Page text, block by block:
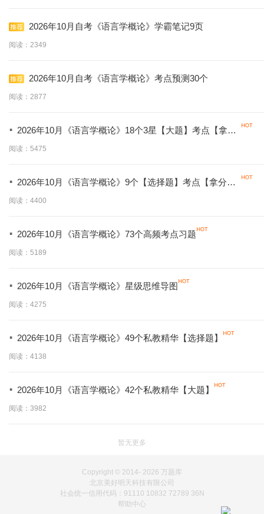
2026年10月自考《语言学概论》学霸笔记9页
阅读：2349
2026年10月自考《语言学概论》考点预测30个
阅读：2877
· 2026年10月《语言学概论》18个3星【大题】考点【拿分
必背】
阅读：5475
· 2026年10月《语言学概论》9个【选择题】考点【拿分必
学】
阅读：4400
· 2026年10月《语言学概论》73个高频考点习题
阅读：5189
· 2026年10月《语言学概论》星级思维导图
阅读：4275
· 2026年10月《语言学概论》49个私教精华【选择题】
阅读：4138
· 2026年10月《语言学概论》42个私教精华【大题】
阅读：3982
暂无更多
Copyright © 2014- 2026 万题库
北京美好明天科技有限公司
社会统一信用代码：91110 10832 72789 36N
帮助中心